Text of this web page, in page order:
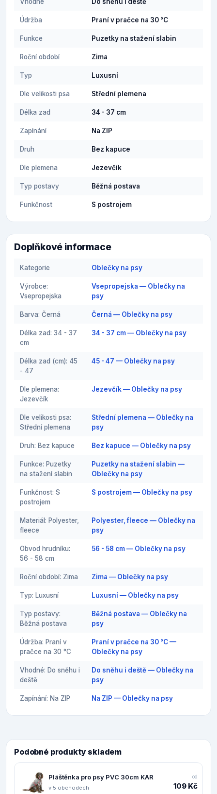
Vhodné Do sněhu i deště
Údržba Praní v pračce na 30 °C
Funkce Puzetky na stažení slabin
Roční období Zima
Typ Luxusní
Dle velikosti psa Střední plemena
Délka zad 34 - 37 cm
Zapínání Na ZIP
Druh Bez kapuce
Dle plemena Jezevčík
Typ postavy Běžná postava
Funkčnost S postrojem
Doplňkové informace
Kategorie Oblečky na psy
Výrobce:
Vsepropejska
Vsepropejska — Oblečky na
psy
Barva: Černá Černá — Oblečky na psy
Délka zad: 34 - 37
cm
34 - 37 cm — Oblečky na psy
Délka zad (cm): 45
- 47
45 - 47 — Oblečky na psy
Dle plemena:
Jezevčík
Jezevčík — Oblečky na psy
Dle velikosti psa:
Střední plemena
Střední plemena — Oblečky na
psy
Druh: Bez kapuce Bez kapuce — Oblečky na psy
Funkce: Puzetky
na stažení slabin
Puzetky na stažení slabin —
Oblečky na psy
Funkčnost: S
postrojem
S postrojem — Oblečky na psy
Materiál: Polyester,
fleece
Polyester, fleece — Oblečky na
psy
Obvod hrudníku:
56 - 58 cm
56 - 58 cm — Oblečky na psy
Roční období: Zima Zima — Oblečky na psy
Typ: Luxusní Luxusní — Oblečky na psy
Typ postavy:
Běžná postava
Běžná postava — Oblečky na
psy
Údržba: Praní v
pračce na 30 °C
Praní v pračce na 30 °C —
Oblečky na psy
Vhodné: Do sněhu i
deště
Do sněhu i deště — Oblečky na
psy
Zapínání: Na ZIP Na ZIP — Oblečky na psy
Podobné produkty skladem
Pláštěnka pro psy PVC 30cm KAR
v 5 obchodech
od
109 Kč